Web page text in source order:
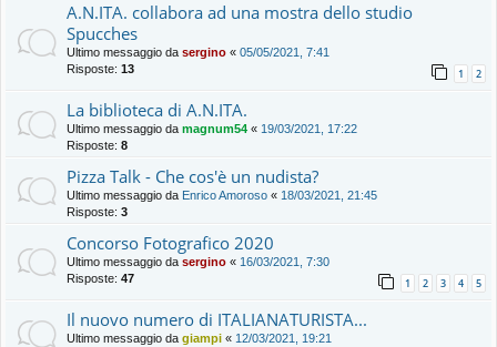
A.N.ITA. collabora ad una mostra dello studio
Spucches
Ultimo messaggio da sergino « 05/05/2021, 7:41
Risposte: 13 1 2
La biblioteca di A.N.ITA.
Ultimo messaggio da magnum54 « 19/03/2021, 17:22
Risposte: 8
Pizza Talk - Che cos'è un nudista?
Ultimo messaggio da Enrico Amoroso « 18/03/2021, 21:45
Risposte: 3
Concorso Fotografico 2020
Ultimo messaggio da sergino « 16/03/2021, 7:30
Risposte: 47 1 2 3 4 5
Il nuovo numero di ITALIANATURISTA...
Ultimo messaggio da giampi « 12/03/2021, 19:21